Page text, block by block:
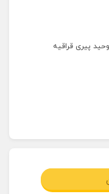
پیری قراقیه